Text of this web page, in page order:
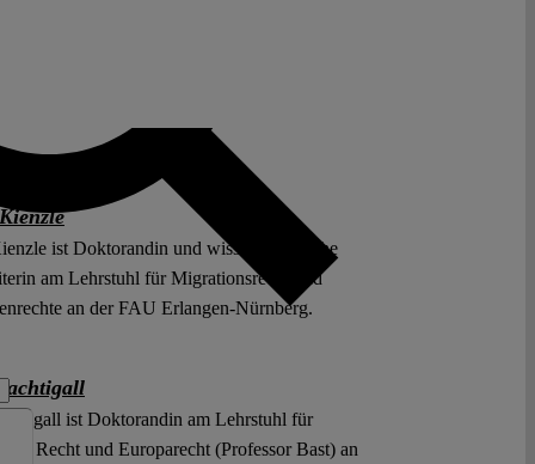
ist Doktorandin und wissenschaftliche
am Lehrstuhl für Migrationsrecht und
an der FAU Erlangen-Nürnberg.
ist Doktorandin am Lehrstuhl für
Recht und Europarecht (Professor Bast) an